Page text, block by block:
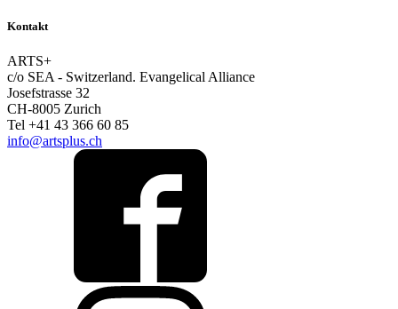
Kontakt
ARTS+
c/o SEA - Switzerland. Evangelical Alliance
Josefstrasse 32
CH-8005 Zurich
Tel +41 43 366 60 85
info@artsplus.ch